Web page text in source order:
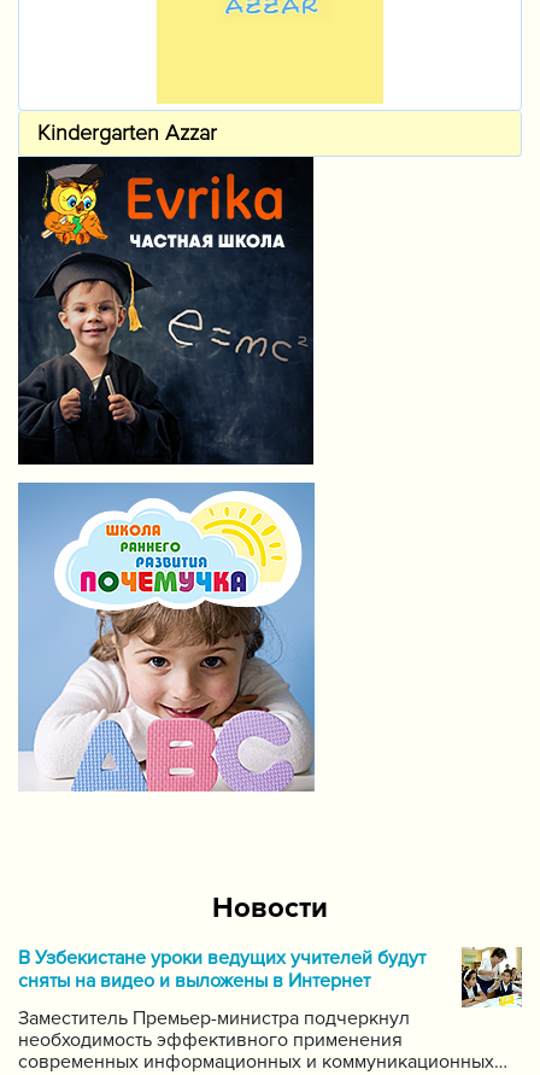
Kindergarten Azzar
Новости
В Узбекистане уроки ведущих учителей будут
сняты на видео и выложены в Интернет
Заместитель Премьер-министра подчеркнул
необходимость эффективного применения
современных информационных и коммуникационных